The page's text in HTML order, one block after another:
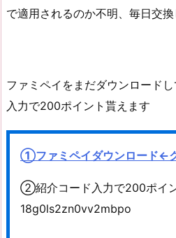
で適用されるのか不明、毎日交
ファミペイをまだダウンロード
入力で200ポイント貰えます
①ファミペイダウンロード←
②紹介コード入力で200ポイ
18g0ls2zn0vv2mbpo